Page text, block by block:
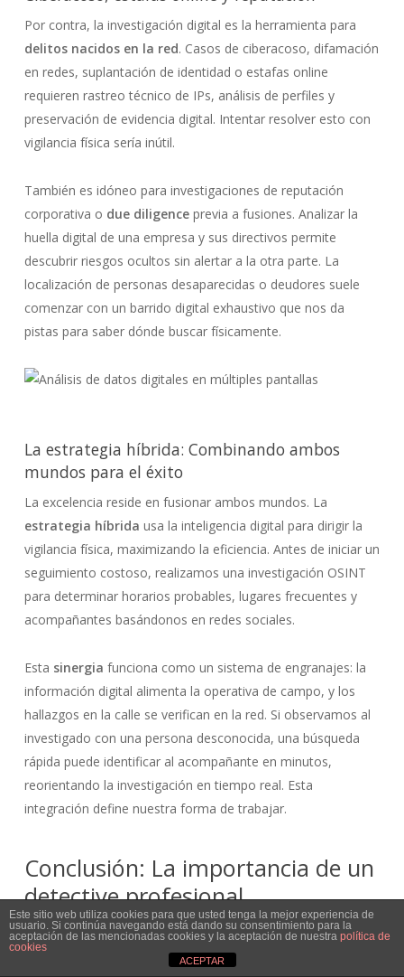
Por contra, la investigación digital es la herramienta para
delitos nacidos en la red. Casos de ciberacoso, difamación
en redes, suplantación de identidad o estafas online
requieren rastreo técnico de IPs, análisis de perfiles y
preservación de evidencia digital. Intentar resolver esto con
vigilancia física sería inútil.
También es idóneo para investigaciones de reputación
corporativa o due diligenceprevia a fusiones. Analizar la
huella digital de una empresa y sus directivos permite
descubrir riesgos ocultos sin alertar a la otra parte. La
localización de personas desaparecidas o deudores suele
comenzar con un barrido digital exhaustivo que nos da
pistas para saber dónde buscar físicamente.
La estrategia híbrida: Combinando ambos
mundos para el éxito
La excelencia reside en fusionar ambos mundos. La
estrategia híbrida usa la inteligencia digital para dirigir la
vigilancia física, maximizando la eficiencia. Antes de iniciar un
seguimiento costoso, realizamos una investigación OSINT
para determinar horarios probables, lugares frecuentes y
acompañantes basándonos en redes sociales.
Esta sinergia funciona como un sistema de engranajes: la
información digital alimenta la operativa de campo, y los
hallazgos en la calle se verifican en la red. Si observamos al
investigado con una persona desconocida, una búsqueda
rápida puede identificar al acompañante en minutos,
reorientando la investigación en tiempo real. Esta
integración define nuestra forma de trabajar.
Conclusión: La importancia de un
detective profesional
Aunque la disparidad metodológica entre las técnicas
presenciales y virtuales es notable, ambas convergen en la
Este sitio web utiliza cookies para que usted tenga la mejor experiencia de
usuario. Si continúa navegando está dando su consentimiento para la
aceptación de las mencionadas cookies y la aceptación de nuestra política de
cookies
ACEPTAR